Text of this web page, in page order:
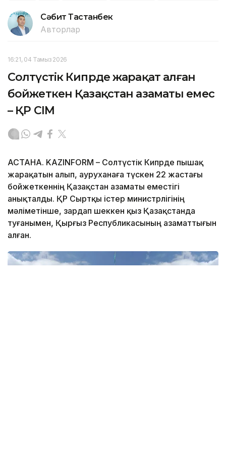
Сәбит Тастанбек
Авторлар
16:21, 04 Тамыз 2026
Солтүстік Кипрде жарақат алған
бойжеткен Қазақстан азаматы емес
– ҚР СІМ
АСТАНА. KAZINFORM – Солтүстік Кипрде пышақ
жарақатын алып, ауруханаға түскен 22 жастағы
бойжеткеннің Қазақстан азаматы еместігі
анықталды. ҚР Сыртқы істер министрлігінің
мәліметінше, зардап шеккен қыз Қазақстанда
туғанымен, Қырғыз Республикасының азаматтығын
алған.